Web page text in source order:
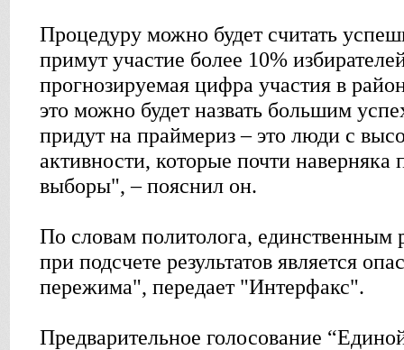
Процедуру можно будет считать
примут участие более 10%
прогнозируемая цифра участия в
это можно будет назвать большим
придут на праймериз – это люди с
активности, которые почти наверняка
выборы", – пояснил он.
По словам политолога, единственным
при подсчете результатов является
пережима", передает "Интерфакс".
Предварительное голосование